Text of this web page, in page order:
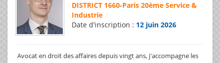
DISTRICT 1660-Paris 20ème Service &
Industrie
Date d'inscription : 12 juin 2026
Avocat en droit des affaires depuis vingt ans, j'accompagne les